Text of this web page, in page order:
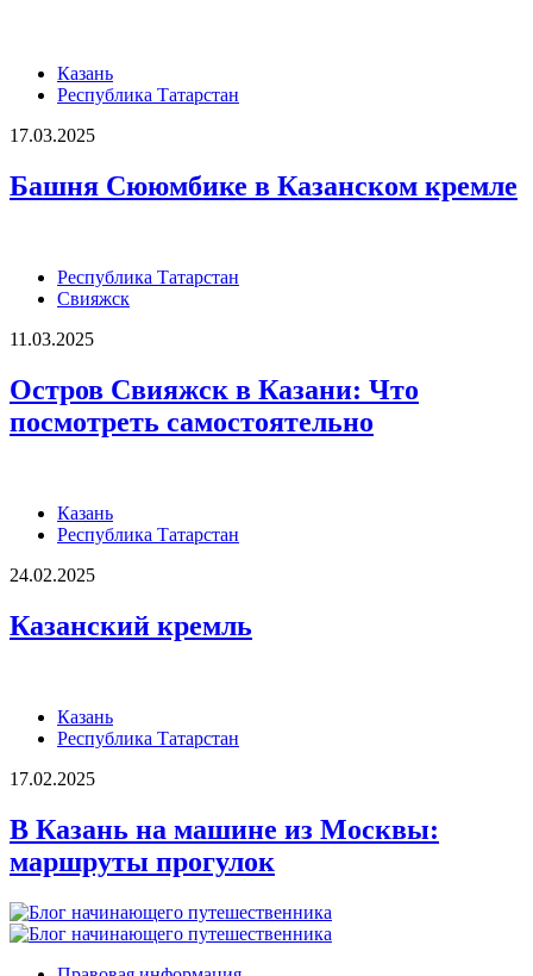
Казань
Республика Татарстан
17.03.2025
Башня Сююмбике в Казанском кремле
Республика Татарстан
Свияжск
11.03.2025
Остров Свияжск в Казани: Что
посмотреть самостоятельно
Казань
Республика Татарстан
24.02.2025
Казанский кремль
Казань
Республика Татарстан
17.02.2025
В Казань на машине из Москвы:
маршруты прогулок